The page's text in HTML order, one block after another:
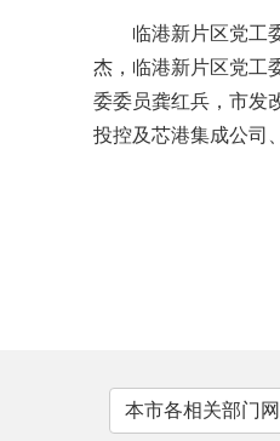
临港新片区党工
杰，临港新片区党工
委委员龚红兵，市发
投控及芯港集成公司
本市各相关部门